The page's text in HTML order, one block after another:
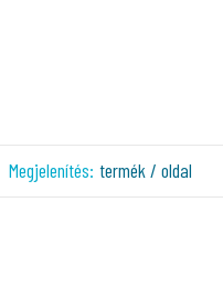
Megjelenítés: termék / oldal